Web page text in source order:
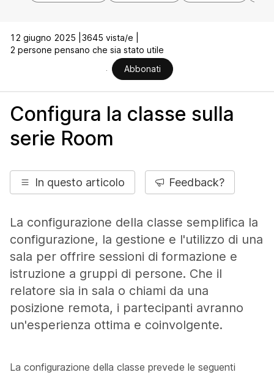
12 giugno 2025 | 3645 vista/e |
2 persone pensano che sia stato utile
Abbonati
Configura la classe sulla
serie Room
In questo articolo Feedback?
La configurazione della classe semplifica la
configurazione, la gestione e l'utilizzo di una
sala per offrire sessioni di formazione e
istruzione a gruppi di persone. Che il
relatore sia in sala o chiami da una
posizione remota, i partecipanti avranno
un'esperienza ottima e coinvolgente.
La configurazione della classe prevede le seguenti